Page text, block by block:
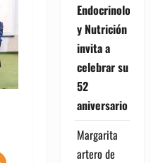
Endocrinología
y Nutrición
invita a
celebrar su
52
aniversario
Margarita
artero de